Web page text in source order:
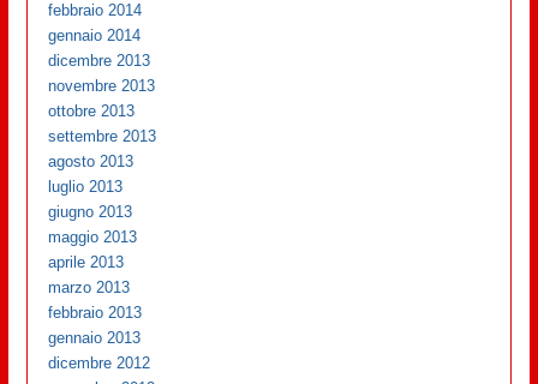
febbraio 2014
gennaio 2014
dicembre 2013
novembre 2013
ottobre 2013
settembre 2013
agosto 2013
luglio 2013
giugno 2013
maggio 2013
aprile 2013
marzo 2013
febbraio 2013
gennaio 2013
dicembre 2012